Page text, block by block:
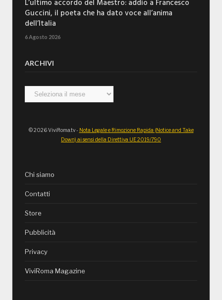
L’ultimo accordo del Maestro: addio a Francesco
Guccini, il poeta che ha dato voce all’anima
dell’Italia
6 Agosto 2026
ARCHIVI
Archivi
© 2026 ViviRoma.tv - Nota Legale e Rimozione Rapida (Notice and Take
Down) ai sensi della Direttiva UE 2019/790
Chi siamo
Contatti
Store
Pubblicità
Privacy
ViviRoma Magazine